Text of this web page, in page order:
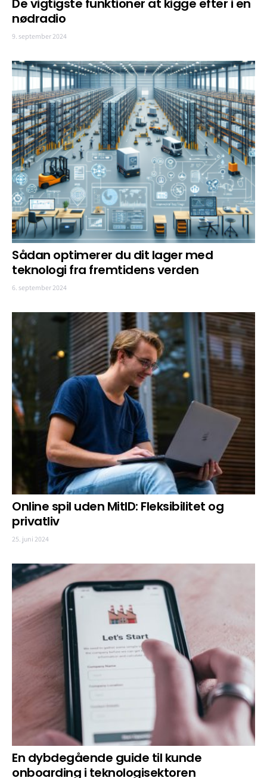
De vigtigste funktioner at kigge efter i en
nødradio
9. september 2024
Sådan optimerer du dit lager med
teknologi fra fremtidens verden
6. september 2024
Online spil uden MitID: Fleksibilitet og
privatliv
25. juni 2024
En dybdegående guide til kunde
onboarding i teknologisektoren